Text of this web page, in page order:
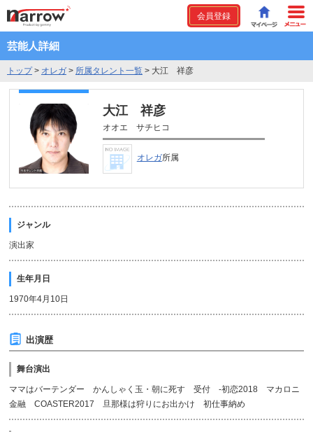
会員登録
芸能人詳細
トップ> オレガ > 所属タレント一覧 > 大江 祥彦
大江 祥彦
オオエ サチヒコ
オレガ所属
ジャンル
演出家
生年月日
1970年4月10日
出演歴
舞台演出
ママはバーテンダー かんしゃく玉・朝に死す 受付 -初恋2018 マカロニ
金融 COASTER2017 旦那様は狩りにお出かけ 初仕事納め